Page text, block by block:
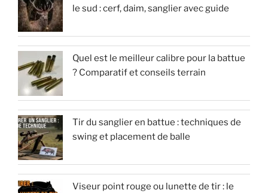
le sud : cerf, daim, sanglier avec guide
Quel est le meilleur calibre pour la battue
? Comparatif et conseils terrain
Tir du sanglier en battue : techniques de
swing et placement de balle
Viseur point rouge ou lunette de tir : le